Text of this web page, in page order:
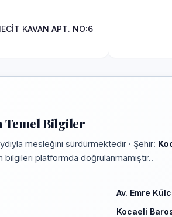
KAVAN APT. NO:6
Temel Bilgiler
mesleğini sürdürmektedir · Şehir:
platformda doğrulanmamıştır..
Av. Emre
Kocaeli